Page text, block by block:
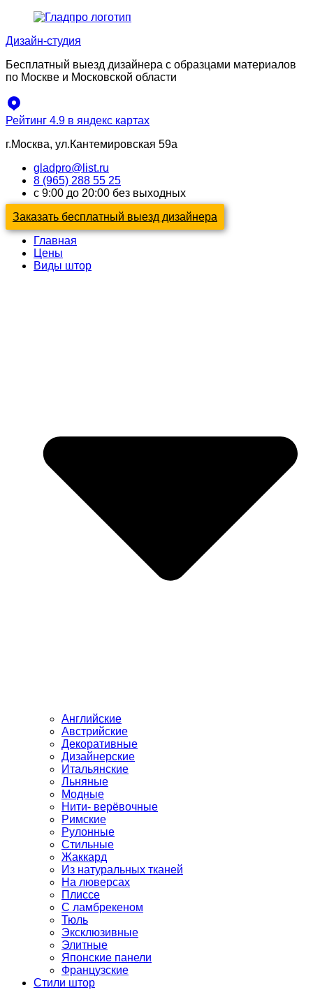
Перейти
содержимому
Дизайн-студия
Бесплатный выезд дизайнера с образцами материалов
по Москве и Московской области
Рейтинг 4.9 в яндекс картах
г.Москва, ул.Кантемировская 59а
gladpro@list.ru
8 (965) 288 55 25
с 9:00 до 20:00 без выходных
Заказать бесплатный выезд дизайнера
Главная
Цены
Виды штор
Английские
Австрийские
Декоративные
Дизайнерские
Итальянские
Льняные
Модные
Нити- верёвочные
Римские
Рулонные
Стильные
Жаккард
Из натуральных тканей
На люверсах
Плиссе
С ламбрекеном
Тюль
Эксклюзивные
Элитные
Японские панели
Французские
Стили штор